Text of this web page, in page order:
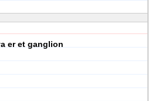
er et ganglion